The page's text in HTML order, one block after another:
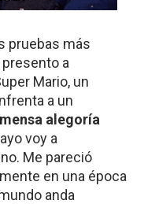
pruebas más
a
Mario, un
a un
alegoría
voy a
Me pareció
en una época
anda